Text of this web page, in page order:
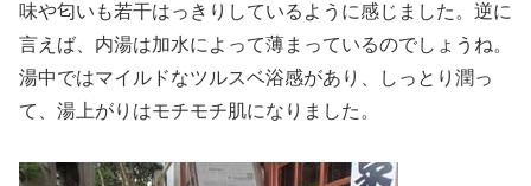
味や匂いも若干はっきりしているように感じました。逆に
言えば、内湯は加水によって薄まっているのでしょうね。
湯中ではマイルドなツルスベ浴感があり、しっとり潤っ
て、湯上がりはモチモチ肌になりました。